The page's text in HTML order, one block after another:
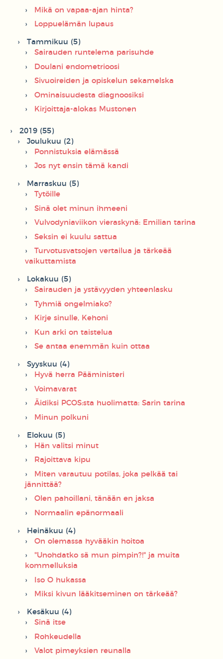
Mikä on vapaa-ajan hinta?
Loppuelämän lupaus
Tammikuu (5)
Sairauden runtelema parisuhde
Doulani endometrioosi
Sivuoireiden ja opiskelun sekamelska
Ominaisuudesta diagnoosiksi
Kirjoittaja-alokas Mustonen
2019 (55)
Joulukuu (2)
Ponnistuksia elämässä
Jos nyt ensin tämä kandi
Marraskuu (5)
Tytöille
Sinä olet minun ihmeeni
Vulvodyniaviikon vieraskynä: Emilian tarina
Seksin ei kuulu sattua
Turvotusvatsojen vertailua ja tärkeää
vaikuttamista
Lokakuu (5)
Sairauden ja ystävyyden yhteenlasku
Tyhmiä ongelmiako?
Kirje sinulle, Kehoni
Kun arki on taistelua
Se antaa enemmän kuin ottaa
Syyskuu (4)
Hyvä herra Pääministeri
Voimavarat
Äidiksi PCOS:sta huolimatta: Sarin tarina
Minun polkuni
Elokuu (5)
Hän valitsi minut
Rajoittava kipu
Miten varautuu potilas, joka pelkää tai
jännittää?
Olen pahoillani, tänään en jaksa
Normaalin epänormaali
Heinäkuu (4)
On olemassa hyvääkin hoitoa
"Unohdatko sä mun pimpin?!" ja muita
kommelluksia
Iso O hukassa
Miksi kivun lääkitseminen on tärkeää?
Kesäkuu (4)
Sinä itse
Rohkeudella
Valot pimeyksien reunalla